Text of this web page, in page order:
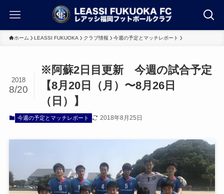
ホーム LEASSI FUKUOKA クラブ情報 今週の予定とマッチレポート
※阿蘇2日目更新 今週の試合予定
【8月20日（月）〜8月26日
（日）】
2018
8/20
今週の予定とマッチレポート 2018年8月25日